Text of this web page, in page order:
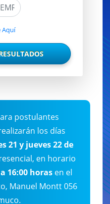
Aquí
postulantes
los días
21 y jueves 22 de
en horario
16:00 horasen el
Manuel Montt 056